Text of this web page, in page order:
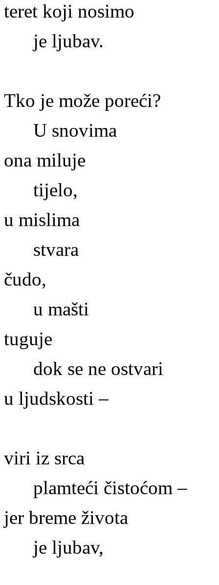
teret koji nosimo
je ljubav.
Tko je može poreći?
U snovima
ona miluje
tijelo,
u mislima
stvara
čudo,
u mašti
tuguje
dok se ne ostvari
u ljudskosti –
viri iz srca
plamteći čistoćom –
jer breme života
je ljubav,